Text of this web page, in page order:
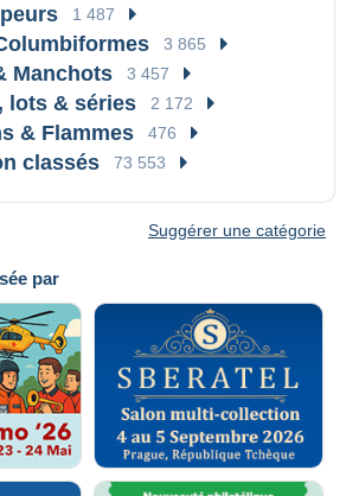
par
1 487
3 865
Manchots 3 457
lots & séries 2 172
& Flammes 476
classés 73 553
Suggérer une catégorie